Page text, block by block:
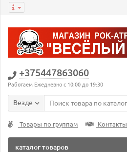
+375447863060
Работаем Ежедневно с 10:00 до 19:30
Везде
Товары по группам Контакты
каталог товаров